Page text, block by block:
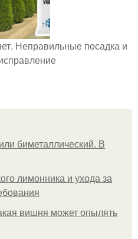
Неправильные посадка и
биметаллический. В
лимонника и ухода за
вишня может опылять